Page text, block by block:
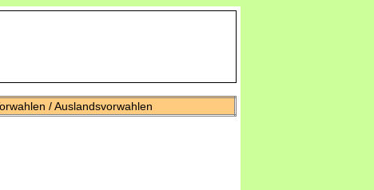
/ Auslandsvorwahlen